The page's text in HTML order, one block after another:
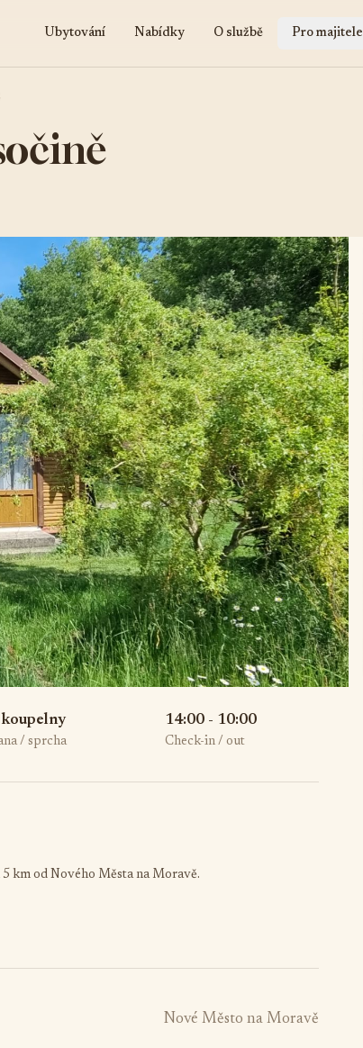
Ubytování Nabídky O službě Pro majitele
koupelny
/ sprcha
14:00 - 10:00
Check-in / out
km od Nového Města na Moravě.
Nové Město na Moravě